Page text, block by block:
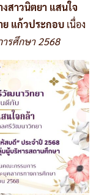
งสาวนิตยา แสนใจ
แก้วประกอบ เนื่อง
รศึกษา 2568